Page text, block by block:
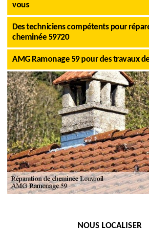
vous
Des techniciens compétents pour
cheminée 59720
AMG Ramonage 59 pour des travaux
NOUS LOCALISER